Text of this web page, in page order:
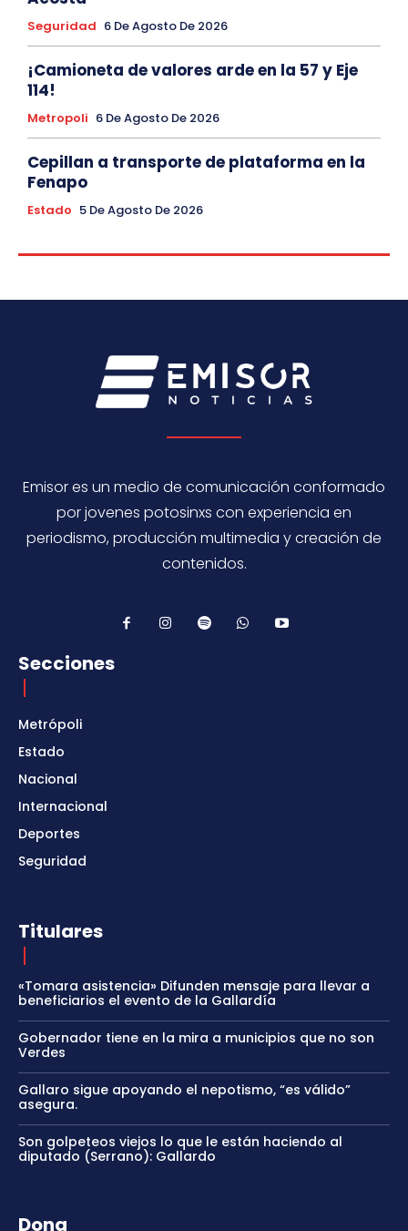
Seguridad 6 De Agosto De 2026
¡Camioneta de valores arde en la 57 y Eje
114!
Metropoli 6 De Agosto De 2026
Cepillan a transporte de plataforma en la
Fenapo
Estado 5 De Agosto De 2026
Emisor es un medio de comunicación conformado
por jovenes potosinxs con experiencia en
periodismo, producción multimedia y creación de
contenidos.
Secciones
Metrópoli
Estado
Nacional
Internacional
Deportes
Seguridad
Titulares
«Tomara asistencia» Difunden mensaje para llevar a
beneficiarios el evento de la Gallardía
Gobernador tiene en la mira a municipios que no son
Verdes
Gallaro sigue apoyando el nepotismo, “es válido”
asegura.
Son golpeteos viejos lo que le están haciendo al
diputado (Serrano): Gallardo
Dona